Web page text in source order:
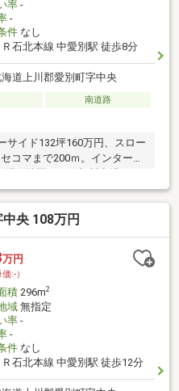
率-
-
件なし
Ｒ石北本線 中愛別駅 徒歩8分
道上川郡愛別町字中央
南道路
サイド132坪160万円、スロー
コマまで200ｍ。インターネ
央 108万円
万円
:-）
積296m2
域無指定
率-
-
件なし
Ｒ石北本線 中愛別駅 徒歩12分